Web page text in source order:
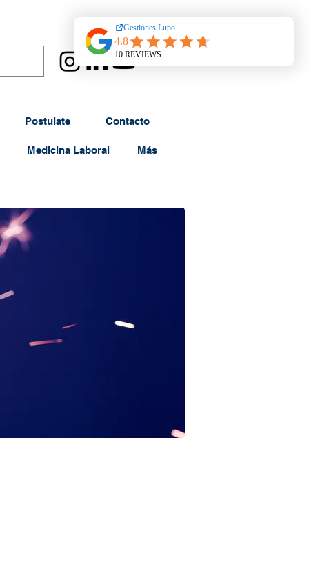
Postulate Contacto
Medicina Laboral Más